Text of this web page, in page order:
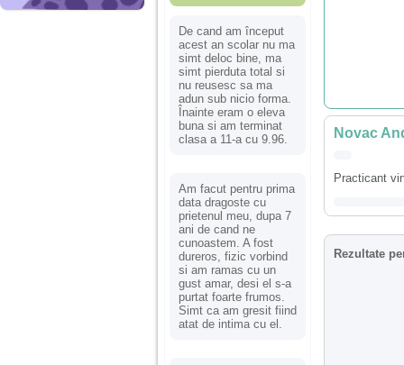
De cand am început
acest an scolar nu ma
simt deloc bine, ma
simt pierduta total si
nu reusesc sa ma
adun sub nicio forma.
Înainte eram o eleva
buna si am terminat
clasa a 11-a cu 9.96.
Am facut pentru prima
data dragoste cu
prietenul meu, dupa 7
ani de cand ne
cunoastem. A fost
dureros, fizic vorbind
si am ramas cu un
gust amar, desi el s-a
purtat foarte frumos.
Simt ca am gresit fiind
atat de intima cu el.
Novac
Practicant
Rezultate